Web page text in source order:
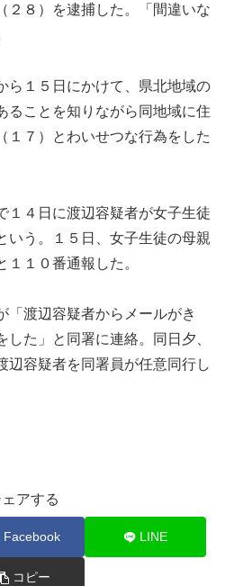
２８）を逮捕した。「間違いな
１５日にかけて、県北地域の
ることを知りながら同地域に住
１７）とわいせつな行為をした
４日に渡辺容疑者が女子生徒
いう。１５日、女子生徒の母親
１０番通報した。
渡辺容疑者からメールがき
た」と同署に連絡。同日夕、
辺容疑者を同署員が任意同行し
ェアする
Facebook LINE
コピー